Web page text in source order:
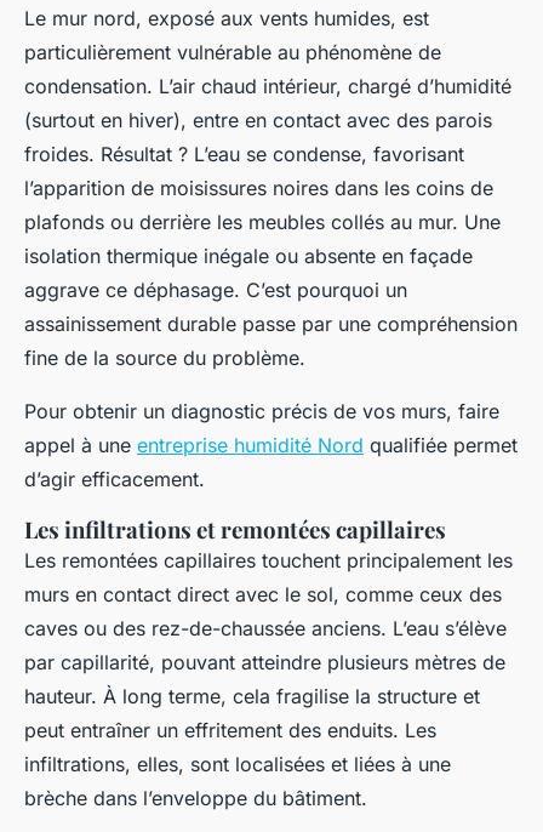
Le mur nord, exposé aux vents humides, est
particulièrement vulnérable au phénomène de
condensation. L’air chaud intérieur, chargé d’humidité
(surtout en hiver), entre en contact avec des parois
froides. Résultat ? L’eau se condense, favorisant
l’apparition de moisissures noires dans les coins de
plafonds ou derrière les meubles collés au mur. Une
isolation thermique inégale ou absente en façade
aggrave ce déphasage. C’est pourquoi un
assainissement durable passe par une compréhension
fine de la source du problème.
Pour obtenir un diagnostic précis de vos murs, faire
appel à une entreprise humidité Nord qualifiée permet
d’agir efficacement.
Les infiltrations et remontées capillaires
Les remontées capillaires touchent principalement les
murs en contact direct avec le sol, comme ceux des
caves ou des rez-de-chaussée anciens. L’eau s’élève
par capillarité, pouvant atteindre plusieurs mètres de
hauteur. À long terme, cela fragilise la structure et
peut entraîner un effritement des enduits. Les
infiltrations, elles, sont localisées et liées à une
brèche dans l’enveloppe du bâtiment.